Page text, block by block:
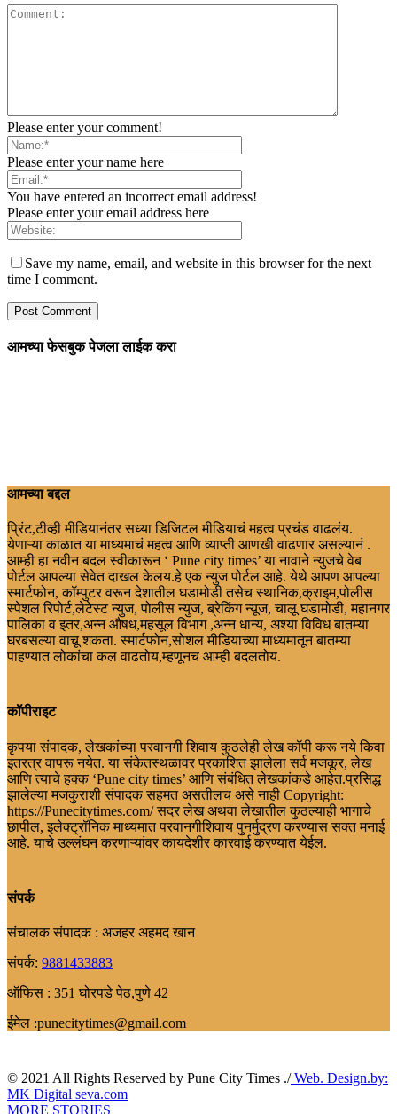
Please enter your comment!
Please enter your name here
You have entered an incorrect email address!
Please enter your email address here
Save my name, email, and website in this browser for the next
time I comment.
आमच्या फेसबुक पेजला लाईक करा
आमच्या बद्दल
प्रिंट,टीव्ही मीडियानंतर सध्या डिजिटल मीडियाचं महत्व प्रचंड वाढलंय.
येणाऱ्या काळात या माध्यमाचं महत्व आणि व्याप्ती आणखी वाढणार असल्यानं .
आम्ही हा नवीन बदल स्वीकारून ‘ Pune city times’ या नावाने न्युजचे वेब
पोर्टल आपल्या सेवेत दाखल केलय.हे एक न्युज पोर्टल आहे. येथे आपण आपल्या
स्मार्टफोन, कॉम्पुटर वरून देशातील घडामोडी तसेच स्थानिक,क्राइम,पोलीस
स्पेशल रिपोर्ट,लेटेस्ट न्युज, पोलीस न्युज, ब्रेकिंग न्यूज, चालू घडामोडी, महानगर
पालिका व इतर,अन्न औषध,महसूल विभाग ,अन्न धान्य, अश्या विविध बातम्या
घरबसल्या वाचू शकता. स्मार्टफोन,सोशल मीडियाच्या माध्यमातून बातम्या
पाहण्यात लोकांचा कल वाढतोय,म्हणूनच आम्ही बदलतोय.
कॉपीराइट
कृपया संपादक, लेखकांच्या परवानगी शिवाय कुठलेही लेख कॉपी करू नये किवा
इतरत्र वापरू नयेत. या संकेतस्थळावर प्रकाशित झालेला सर्व मजकूर, लेख
आणि त्याचे हक्क ‘Pune city times’ आणि संबंधित लेखकांकडे आहेत.प्रसिद्ध
झालेल्या मजकुराशी संपादक सहमत असतीलच असे नाही Copyright:
https://Punecitytimes.com/ सदर लेख अथवा लेखातील कुठल्याही भागाचे
छापील, इलेक्ट्रॉनिक माध्यमात परवानगीशिवाय पुनर्मुद्रण करण्यास सक्त मनाई
आहे. याचे उल्लंघन करणाऱ्यांवर कायदेशीर कारवाई करण्यात येईल.
संपर्क
संचालक संपादक : अजहर अहमद खान
संपर्क: 9881433883
ऑफिस : 351 घोरपडे पेठ,पुणे 42
ईमेल :punecitytimes@gmail.com
© 2021 All Rights Reserved by Pune City Times ./Web. Design.by:
MK Digital seva.com
MORE STORIES